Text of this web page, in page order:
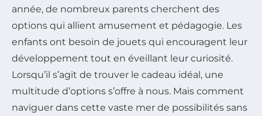
année, de nombreux parents cherchent des
options qui allient amusement et pédagogie. Les
enfants ont besoin de jouets qui encouragent leur
développement tout en éveillant leur curiosité.
Lorsqu’il s’agit de trouver le cadeau idéal, une
multitude d’options s’offre à nous. Mais comment
naviguer dans cette vaste mer de possibilités sans